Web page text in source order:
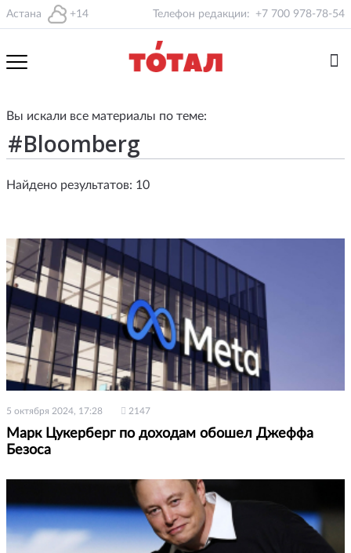
Астана +14 Телефон редакции: +7 700 978-78-54
Вы искали все материалы по теме:
Найдено результатов: 10
5 октября 2024, 17:28 2147
Марк Цукерберг по доходам обошел Джеффа
Безоса